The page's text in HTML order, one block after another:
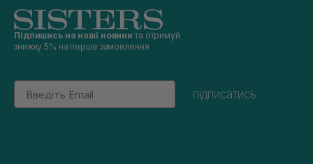
Підпишись на наші новини та отримуй
знижку 5% на перше замовлення
Email
підписатись